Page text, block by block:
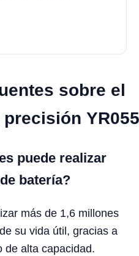
sobre el
puede realizar
batería?
más de 1,6 millones
su vida útil, gracias a
de alta capacidad.